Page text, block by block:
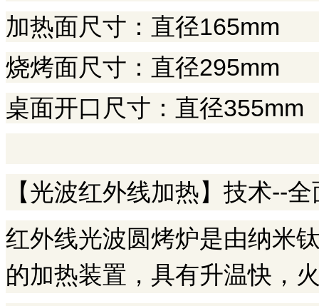
加热面尺寸：直径165mm
烧烤面尺寸：直径295mm
桌面开口尺寸：直径355mm
【光波红外线加热】技术--
红外线光波圆烤炉是由纳米
的加热装置，具有升温快，